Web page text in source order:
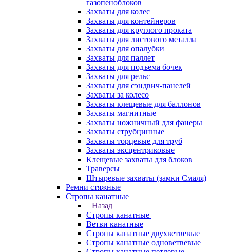
газопеноблоков
Захваты для колес
Захваты для контейнеров
Захваты для круглого проката
Захваты для листового металла
Захваты для опалубки
Захваты для паллет
Захваты для подъема бочек
Захваты для рельс
Захваты для сэндвич-панелей
Захваты за колесо
Захваты клещевые для баллонов
Захваты магнитные
Захваты ножничный для фанеры
Захваты струбцинные
Захваты торцевые для труб
Захваты эксцентриковые
Клещевые захваты для блоков
Траверсы
Штыревые захваты (замки Смаля)
Ремни стяжные
Стропы канатные
Назад
Стропы канатные
Ветви канатные
Стропы канатные двухветвевые
Стропы канатные одноветвевые